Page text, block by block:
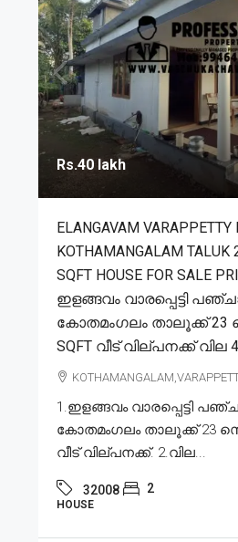
Rs.40 lakh
ELANGAVAM VARAPPETTY
KOTHAMANGALAM TALUK
SQFT HOUSE FOR SALE
ഇളങ്ങവം വാരപ്പെട്ടി
കോതമംഗലം താലൂക്ക് 23
SQFT വീട് വില്പനക്ക് വില
1.ഇളങ്ങവം വാരപ്പെട്ടി
കോതമംഗലം താലൂക്ക് 23
വീട് വില്പനക്ക്. 2.വില...
32008 2
HOUSE